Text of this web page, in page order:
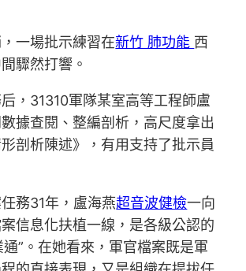
一場批示練習在新竹 肺功能 西
驟然打響。
，31310軍隊某室高等工程師盧
據查閱、整編剖析，高尺度拿出
形剖析陳述》，有用支持了批示員
務31年，盧海燕超音波健檢一向
信息化扶植一線，是各級公認的
通”。在她看來，軍官檔案既是軍